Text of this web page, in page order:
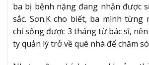
ba bị bệnh nặng đang nhận được
sắc. Sơn.K cho biết, ba mình từng
chỉ sống được 3 tháng từ bác sĩ,
ty quản lý trở về quê nhà để chăm